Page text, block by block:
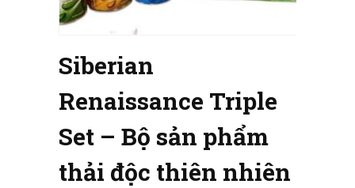
Siberian
Renaissance Triple
Set – Bộ sản phẩm
thải độc thiên nhiên